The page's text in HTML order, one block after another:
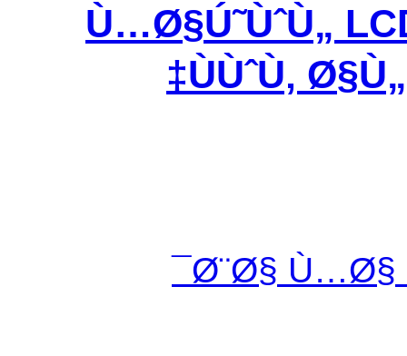
Ù…Ø§Ú˜ÙˆÙ„
ÙÙˆÙ‚
Ø¨Ø§ Ù…Ø§